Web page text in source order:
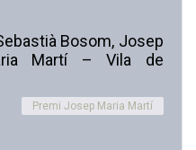
Bosom, Josep
Martí – Vila de
Premi Josep Maria Martí